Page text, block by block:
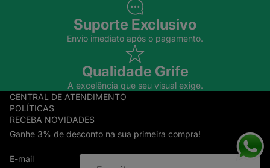
Suporte Exclusivo
Envio imediato após o pagamento.
Qualidade Grife
A excelência que seu visual exige.
CENTRAL DE ATENDIMENTO
POLÍTICAS
RECEBA NOVIDADES
Ganhe 3% de desconto na sua primeira compra!
E-mail